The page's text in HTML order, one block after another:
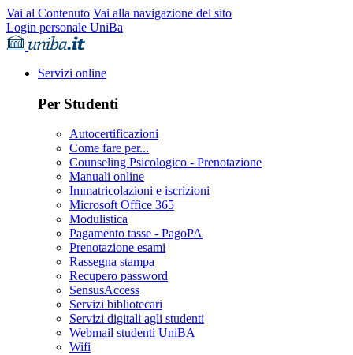
Vai al Contenuto Vai alla navigazione del sito
Login personale UniBa
Servizi online
Per Studenti
Autocertificazioni
Come fare per...
Counseling Psicologico - Prenotazione
Manuali online
Immatricolazioni e iscrizioni
Microsoft Office 365
Modulistica
Pagamento tasse - PagoPA
Prenotazione esami
Rassegna stampa
Recupero password
SensusAccess
Servizi bibliotecari
Servizi digitali agli studenti
Webmail studenti UniBA
Wifi